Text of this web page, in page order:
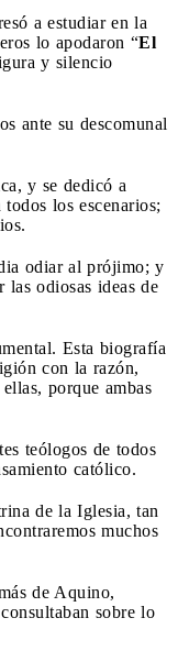
a estudiar en la
lo apodaron “El
y silencio
ante su descomunal
y se dedicó a
los escenarios;
odiar al prójimo; y
las odiosas ideas de
Esta biografía
con la razón,
porque ambas
teólogos de todos
católico.
de la Iglesia, tan
muchos
de Aquino,
sobre lo